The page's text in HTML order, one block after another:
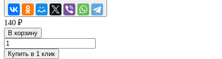
140 ₽
В корзину
Купить в 1 клик